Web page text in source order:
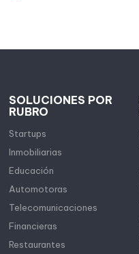
SOLUCIONES POR
RUBRO
Startups
Inmobiliarias
Educación
Automotoras
Telecomunicaciones
Financieras
Restaurantes